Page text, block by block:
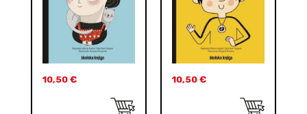
10,50 € 10,50 €